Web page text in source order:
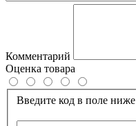
Комментарий
Оценка товара
Введите код в поле ниже